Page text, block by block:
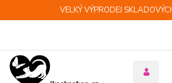
VELKÝ VÝPRODEJ